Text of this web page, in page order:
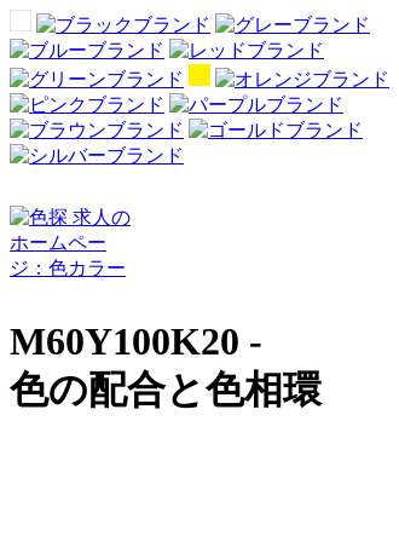
M60Y100K20 -
色の配合と色相環